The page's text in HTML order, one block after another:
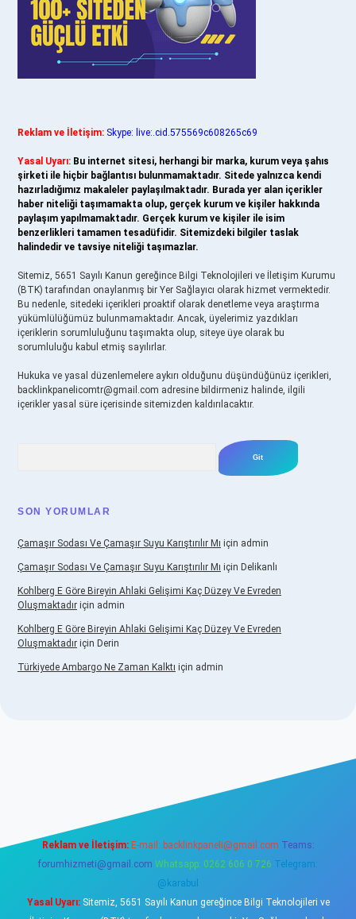
Reklam ve İletişim: Skype: live:.cid.575569c608265c69
Yasal Uyarı: Bu internet sitesi, herhangi bir marka, kurum veya şahıs
şirketi ile hiçbir bağlantısı bulunmamaktadır. Sitede yalnızca kendi
hazırladığımız makaleler paylaşılmaktadır. Burada yer alan içerikler
haber niteliği taşımamakta olup, gerçek kurum ve kişiler hakkında
paylaşım yapılmamaktadır. Gerçek kurum ve kişiler ile isim
benzerlikleri tamamen tesadüfidir. Sitemizdeki bilgiler taslak
halindedir ve tavsiye niteliği taşımazlar.
Sitemiz, 5651 Sayılı Kanun gereğince Bilgi Teknolojileri ve İletişim Kurumu
(BTK) tarafından onaylanmış bir Yer Sağlayıcı olarak hizmet vermektedir.
Bu nedenle, sitedeki içerikleri proaktif olarak denetleme veya araştırma
yükümlülüğümüz bulunmamaktadır. Ancak, üyelerimiz yazdıkları
içeriklerin sorumluluğunu taşımakta olup, siteye üye olarak bu
sorumluluğu kabul etmiş sayılırlar.
Hukuka ve yasal düzenlemelere aykırı olduğunu düşündüğünüz içerikleri,
backlinkpanelicomtr@gmail.com adresine bildirmeniz halinde, ilgili
içerikler yasal süre içerisinde sitemizden kaldırılacaktır.
SON YORUMLAR
Çamaşır Sodası Ve Çamaşır Suyu Karıştırılır Mı için admin
Çamaşır Sodası Ve Çamaşır Suyu Karıştırılır Mı için Delikanlı
Kohlberg E Göre Bireyin Ahlaki Gelişimi Kaç Düzey Ve Evreden
Oluşmaktadır için admin
Kohlberg E Göre Bireyin Ahlaki Gelişimi Kaç Düzey Ve Evreden
Oluşmaktadır için Derin
Türkiyede Ambargo Ne Zaman Kalktı için admin
Reklam ve İletişim: E-mail: backlinkpaneli@gmail.com Teams:
forumhizmeti@gmail.com Whatsapp: 0262 606 0 726 Telegram:
@karabul
Yasal Uyarı:Sitemiz, 5651 Sayılı Kanun gereğince Bilgi Teknolojileri ve